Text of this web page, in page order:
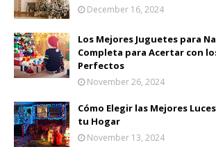
December 16, 2024
Los Mejores Juguetes para
Completa para Acertar con
Perfectos
November 26, 2024
Cómo Elegir las Mejores
tu Hogar
November 13, 2024